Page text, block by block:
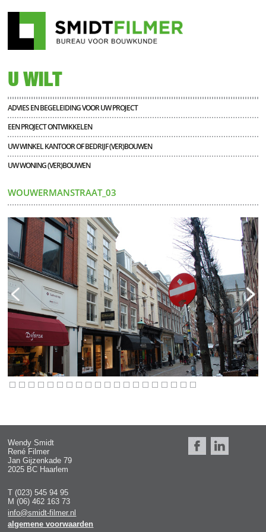
U WILT
ADVIES EN BEGELEIDING VOOR UW PROJECT
EEN PROJECT ONTWIKKELEN
UW WINKEL KANTOOR OF BEDRIJF (VER)BOUWEN
UW WONING (VER)BOUWEN
WOUWERMANSTRAAT_03
Wendy Smidt
René Filmer
Jan Gijzenkade 79
2025 BC Haarlem
T (023) 545 94 95
M (06) 462 163 73
info@smidt-filmer.nl
algemene voorwaarden